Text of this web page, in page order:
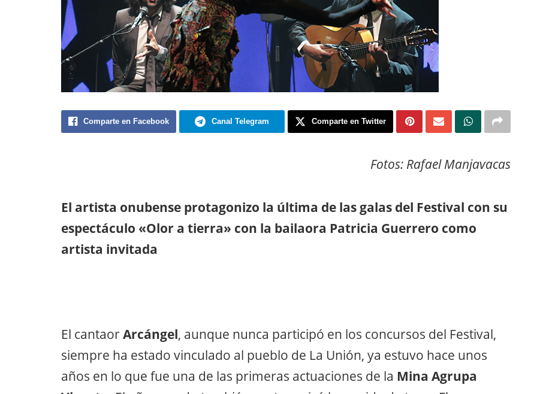
Comparte en Facebook Canal Telegram Comparte en Twitter
Fotos: Rafael Manjavacas
El artista onubense protagonizo la última de las galas del Festival con su
espectáculo «Olor a tierra» con la bailaora Patricia Guerrero como
artista invitada
El cantaorArcángel, aunque nunca participó en los concursos del Festival,
siempre ha estado vinculado al pueblo de La Unión, ya estuvo hace unos
años en lo que fue una de las primeras actuaciones de la Mina Agrupa